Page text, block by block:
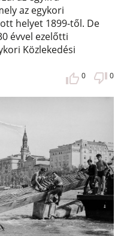
az egykori
helyet 1899-től. De
évvel ezelőtti
Közlekedési
0 0